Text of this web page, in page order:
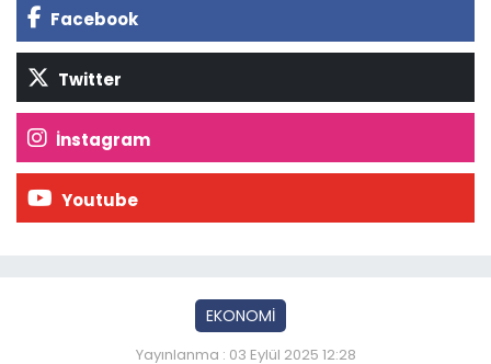
Facebook
Twitter
İnstagram
Youtube
EKONOMİ
Yayınlanma : 03 Eylül 2025 12:28